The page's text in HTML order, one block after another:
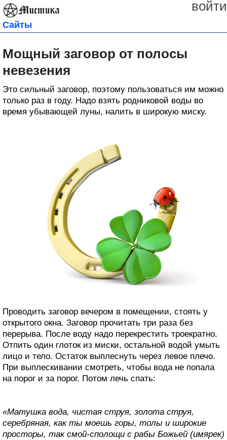
войти
Сайты
Мощный заговор от полосы
невезения
Это сильный заговор, поэтому пользоваться им можно
только раз в году. Надо взять родниковой воды во
время убывающей луны, налить в широкую миску.
Проводить заговор вечером в помещении, стоять у
открытого окна. Заговор прочитать три раза без
перерыва. После воду надо перекрестить троекратно.
Отпить один глоток из миски, остальной водой умыть
лицо и тело. Остаток выплеснуть через левое плечо.
При выплескивании смотреть, чтобы вода не попала
на порог и за порог. Потом лечь спать:
«Матушка вода, чистая струя, золота струя,
серебряная, как ты моешь горы, толы и широкие
просторы, так смой-сполощи с рабы Божьей (имярек)